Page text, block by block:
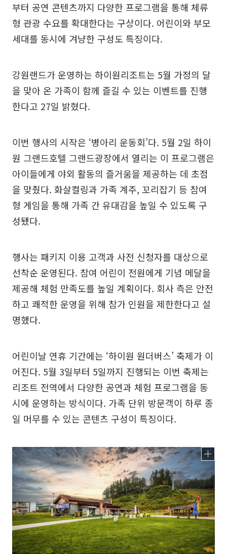
부터 공연 콘텐츠까지 다양한 프로그램을 통해 체류
형 관광 수요를 확대한다는 구상이다. 어린이와 부모
세대를 동시에 겨냥한 구성도 특징이다.
강원랜드가 운영하는 하이원리조트는 5월 가정의 달
을 맞아 온 가족이 함께 즐길 수 있는 이벤트를 진행
한다고 27일 밝혔다.
이번 행사의 시작은 ‘병아리 운동회’다. 5월 2일 하이
원 그랜드호텔 그랜드광장에서 열리는 이 프로그램은
아이들에게 야외 활동의 즐거움을 제공하는 데 초점
을 맞췄다. 화살컬링과 가족 계주, 꼬리잡기 등 참여
형 게임을 통해 가족 간 유대감을 높일 수 있도록 구
성됐다.
행사는 패키지 이용 고객과 사전 신청자를 대상으로
선착순 운영된다. 참여 어린이 전원에게 기념 메달을
제공해 체험 만족도를 높일 계획이다. 회사 측은 안전
하고 쾌적한 운영을 위해 참가 인원을 제한한다고 설
명했다.
어린이날 연휴 기간에는 ‘하이원 원더버스’ 축제가 이
어진다. 5월 3일부터 5일까지 진행되는 이번 축제는
리조트 전역에서 다양한 공연과 체험 프로그램을 동
시에 운영하는 방식이다. 가족 단위 방문객이 하루 종
일 머무를 수 있는 콘텐츠 구성이 특징이다.